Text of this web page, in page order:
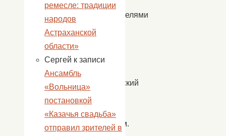
покровителями
семьи
супружеский
союз
считался
образцом.
ремесле: традиции
народов
Астраханской
области»
Сергей к записи
Ансамбль
«Вольница»
постановкой
«Казачья свадьба»
отправил зрителей в